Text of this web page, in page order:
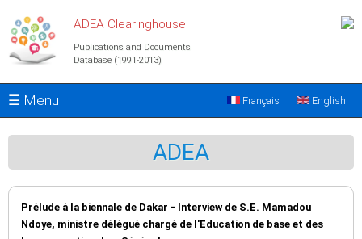
ADEA Clearinghouse
Publications and Documents
Database (1991-2013)
☰ Menu English
Français
ADEA
Prélude à la biennale de Dakar - Interview de S.E. Mamadou
Ndoye, ministre délégué chargé de l'Education de base et des